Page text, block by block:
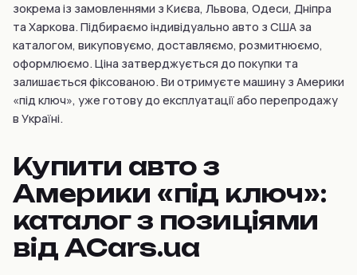
зокрема із замовленнями з Києва, Львова, Одеси, Дніпра
та Харкова. Підбираємо індивідуально авто з США за
каталогом, викуповуємо, доставляємо, розмитнюємо,
оформлюємо. Ціна затверджується до покупки та
залишається фіксованою. Ви отримуєте машину з Америки
«під ключ», уже готову до експлуатації або перепродажу
в Україні.
Купити авто з
Америки «під ключ»:
каталог з позиціями
від ACars.ua